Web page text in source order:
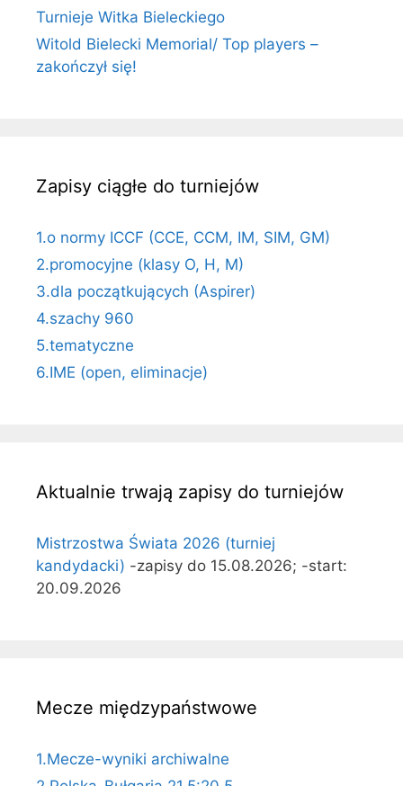
Turnieje Witka Bieleckiego
Witold Bielecki Memorial/ Top players –
zakończył się!
Zapisy ciągłe do turniejów
1.o normy ICCF (CCE, CCM, IM, SIM, GM)
2.promocyjne (klasy O, H, M)
3.dla początkujących (Aspirer)
4.szachy 960
5.tematyczne
6.IME (open, eliminacje)
Aktualnie trwają zapisy do turniejów
Mistrzostwa Świata 2026 (turniej
kandydacki) -zapisy do 15.08.2026; -start:
20.09.2026
Mecze międzypaństwowe
1.Mecze-wyniki archiwalne